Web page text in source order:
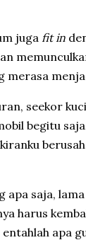
juga fit in
merasa
seekor
begitu
apa saja,
harus
apa